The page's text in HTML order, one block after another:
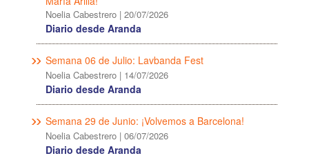
Noelia Cabestrero | 20/07/2026
Diario desde Aranda
Semana 06 de Julio: Lavbanda Fest
Noelia Cabestrero | 14/07/2026
Diario desde Aranda
Semana 29 de Junio: ¡Volvemos a Barcelona!
Noelia Cabestrero | 06/07/2026
Diario desde Aranda